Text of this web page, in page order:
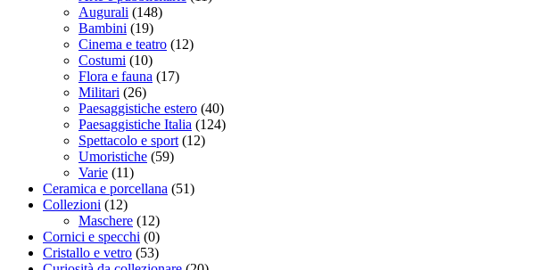
Augurali (148)
Bambini (19)
Cinema e teatro (12)
Costumi (10)
Flora e fauna (17)
Militari (26)
Paesaggistiche estero (40)
Paesaggistiche Italia (124)
Spettacolo e sport (12)
Umoristiche (59)
Varie (11)
Ceramica e porcellana (51)
Collezioni (12)
Maschere (12)
Cornici e specchi (0)
Cristallo e vetro (53)